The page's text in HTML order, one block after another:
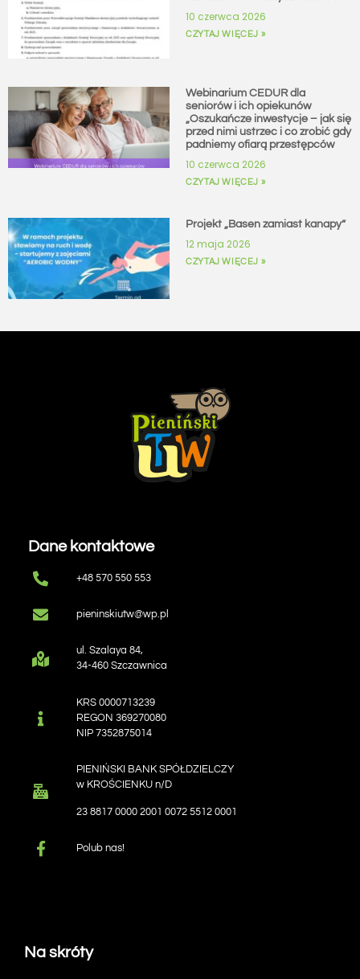
10 czerwca 2026
CZYTAJ WIĘCEJ »
Webinarium CEDUR dla
seniorów i ich opiekunów
„Oszukańcze inwestycje – jak się
przed nimi ustrzec i co zrobić gdy
padniemy ofiarą przestępców
10 czerwca 2026
CZYTAJ WIĘCEJ »
Projekt „Basen zamiast kanapy”
12 maja 2026
CZYTAJ WIĘCEJ »
Dane kontaktowe
+48 570 550 553
pieninskiutw@wp.pl
ul. Szalaya 84,
34-460 Szczawnica
KRS 0000713239
REGON 369270080
NIP 7352875014
PIENIŃSKI BANK SPÓŁDZIELCZY
w KROŚCIENKU n/D
23 8817 0000 2001 0072 5512 0001
Polub nas!
Na skróty